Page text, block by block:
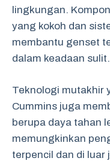
lingkungan.
yang kokoh dan
membantu genset
dalam keadaan sulit.
Teknologi mutakhir
Cummins juga
berupa daya tahan
memungkinkan
terpencil dan di